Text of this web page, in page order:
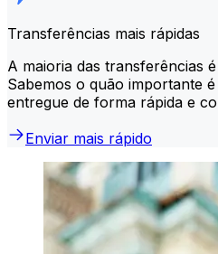
Transferências mais rápidas
A maioria das transferências é
Sabemos o quão importante
entregue de forma rápida e
Enviar mais rápido